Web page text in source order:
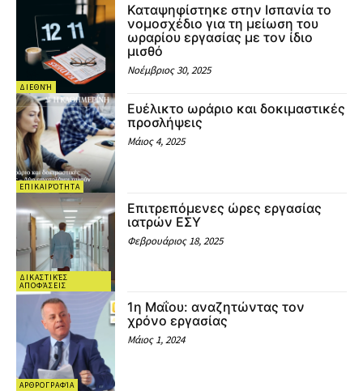
ΔΙΕΘΝΉ
Καταψηφίστηκε στην Ισπανία το
νομοσχέδιο για τη μείωση του
ωραρίου εργασίας με τον ίδιο
μισθό
Νοέμβριος 30, 2025
ΕΠΙΚΑΙΡΌΤΗΤΑ
Ευέλικτο ωράριο και δοκιμαστικές
προσλήψεις
Μάιος 4, 2025
ΔΙΚΑΣΤΙΚΈΣ
ΑΠΟΦΆΣΕΙΣ
Επιτρεπόμενες ώρες εργασίας
ιατρών ΕΣΥ
Φεβρουάριος 18, 2025
ΑΡΘΡΟΓΡΑΦΊΑ
1η Μαΐου: αναζητώντας τον
χρόνο εργασίας
Μάιος 1, 2024